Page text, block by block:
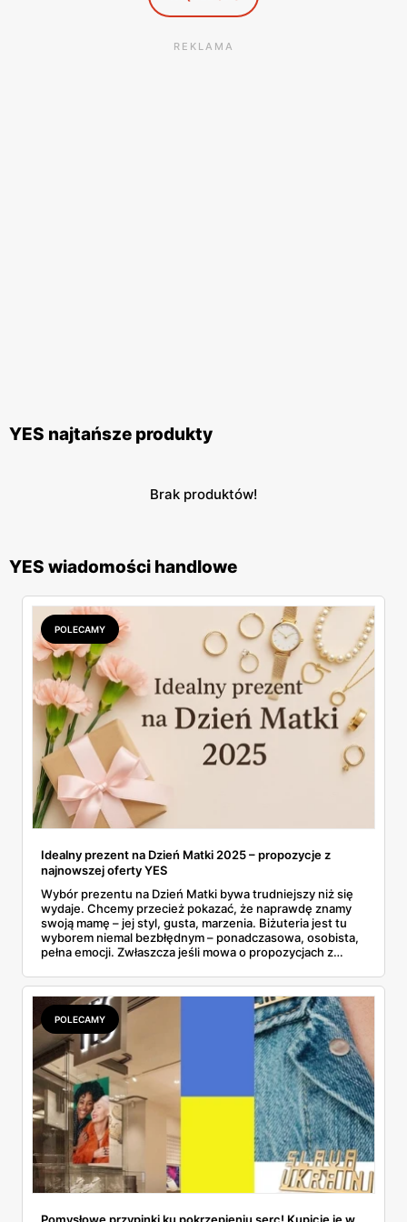
REKLAMA
YES najtańsze produkty
Brak produktów!
YES wiadomości handlowe
POLECAMY
Idealny prezent na Dzień Matki 2025 – propozycje z
najnowszej oferty YES
Wybór prezentu na Dzień Matki bywa trudniejszy niż się
wydaje. Chcemy przecież pokazać, że naprawdę znamy
swoją mamę – jej styl, gusta, marzenia. Biżuteria jest tu
wyborem niemal bezbłędnym – ponadczasowa, osobista,
pełna emocji. Zwłaszcza jeśli mowa o propozycjach z
symbolikę i atrakcyjne promocje. Co ważne, marka
przygotowała wyjątkową niespodziankę: 100 zł w
prezencie przy zakupach za minimum 500 zł – idealny
moment, by spełnić marzenie mamy... i nieco
zaoszczędzić. Złoto, srebro, perły, cyrkonie – propozycji
nie brakuje. Wśród nich znajdziemy coś zarówno dla
miłośniczek minimalizmu, jak i kobiet ceniących bardziej
wyraziste formy. To co, gotowi na inspiracje?
POLECAMY